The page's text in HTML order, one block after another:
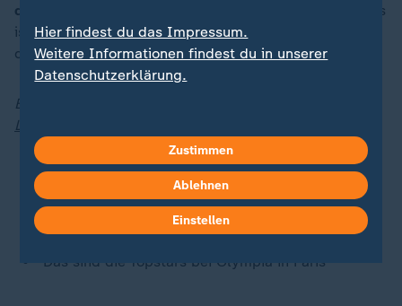
deutschen Hockey-Männer
ab 19 Uhr gegen Indien. Es
ist die Neuauflage des Bronzematches von Tokio,
damals verlor die DHB-Auswahl 4:5.
Bleiben Sie immer auf dem Laufenden mit unserem
Liveblog zu den Olympischen Spielen 2024
Überblick über alle Livestreams
Dokus und mehr: Was es noch zu Olympia gibt
Was Sie über die Olympischen Spiele in Paris
wissen müssen
Das sind die Topstars bei Olympia in Paris
Hier findest du das Impressum.
Weitere Informationen findest du in unserer
Datenschutzerklärung.
Zustimmen
Ablehnen
Einstellen